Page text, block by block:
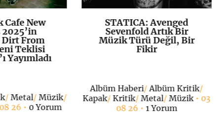
+
Cafe New
Dirt From
Teklisi
Yayımladı
/Metal/Müzik/
26 • 0 Yorum
K+
STATICA: Avenged
Sevenfold Artık Bir
Müzik Türü Değil, Bir
Fikir
Albüm Haberi/Albüm Kritik/
Kapak/ Kritik/Metal/Müzik• 03
08 26 •1 Yorum